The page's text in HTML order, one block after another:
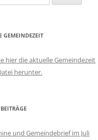
GEMEINDEZEIT
hier die aktuelle Gemeindezeit
herunter.
und Gemeindebrief im Juli